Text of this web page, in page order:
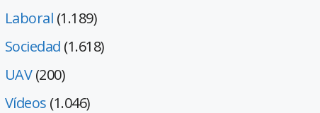
Laboral (1.189)
Sociedad (1.618)
UAV(200)
Vídeos (1.046)